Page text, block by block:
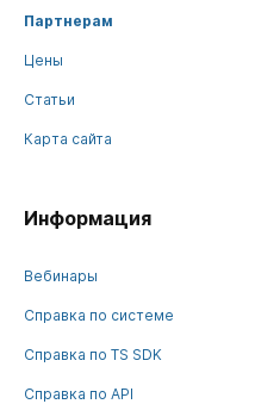
Партнерам
Цены
Статьи
Карта сайта
Информация
Вебинары
Справка по системе
Справка по TS SDK
Справка по API